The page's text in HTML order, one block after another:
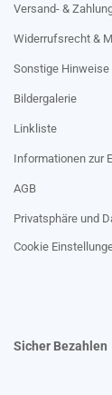
Versand- &
Widerrufsrecht &
Sonstige Hinweise
Bildergalerie
Linkliste
Informationen zur
AGB
Privatsphäre und
Cookie
Sicher Bezahlen